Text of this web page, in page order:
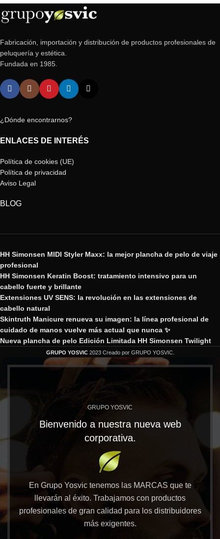
Fabricación, importación y distribución de productos profesionales de
peluquería y estética.
Fundada en 1985.
¿Dónde encontrarnos?
ENLACES DE INTERÉS
Política de cookies (UE)
Política de privacidad
Aviso Legal
BLOG
HH Simonsen MIDI Styler Maxx: la mejor plancha de pelo de viaje
profesional
HH Simonsen Keratin Boost: tratamiento intensivo para un
cabello fuerte y brillante
Extensiones UV SENS: la revolución en las extensiones de
cabello natural
Skintruth Manicure renueva su imagen: la línea profesional de
cuidado de manos vuelve más actual que nunca ✨
Nueva plancha de pelo Edición Limitada HH Simonsen Twilight
GRUPO YOSVIC 2023 Creado por GRUPO YOSVIC.
GRUPO YOSVIC
Bienvenido a nuestra nueva web
corporativa.
En Grupo Yosvic tenemos las MARCAS que te
llevarán al éxito. Trabajamos con productos
profesionales de gran calidad para los distribuidores
más exigentes.